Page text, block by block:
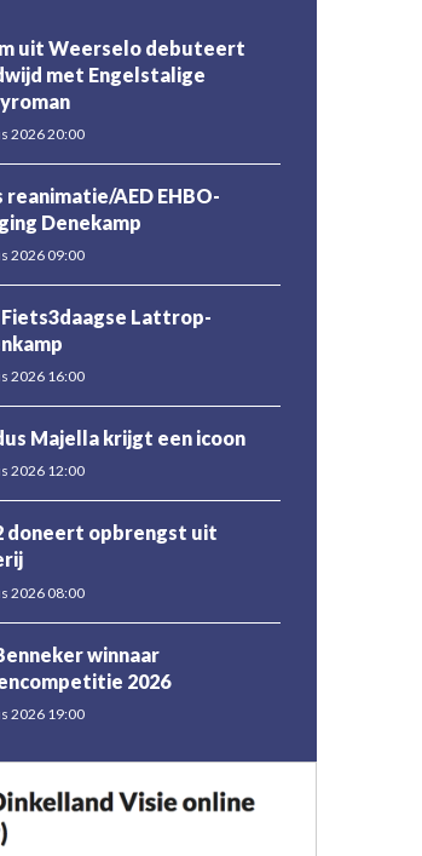
uit Weerselo debuteert
met Engelstalige
2026 20:00
reanimatie/AED EHBO-
Denekamp
2026 09:00
Lattrop-
2026 16:00
Majella krijgt een icoon
2026 12:00
doneert opbrengst uit
2026 08:00
winnaar
2026
2026 19:00